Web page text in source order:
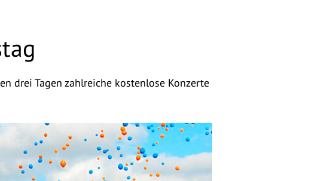
drei Tagen zahlreiche kostenlose Konzerte